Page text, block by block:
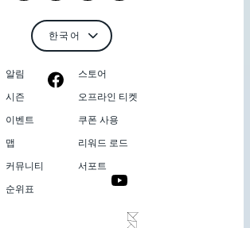
알림
시즌
이벤트
맵
커뮤니티
순위표
스토어
오프라인 티켓
쿠폰 사용
리워드 로드
서포트